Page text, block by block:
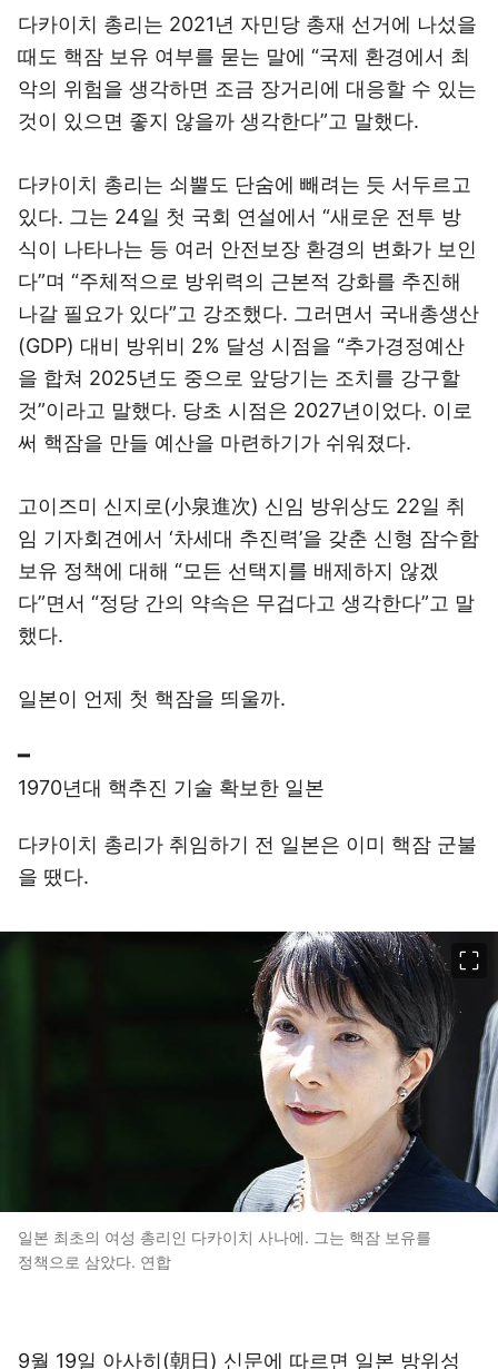
다카이치 총리는 2021년 자민당 총재 선거에 나섰을
때도 핵잠 보유 여부를 묻는 말에 “국제 환경에서 최
악의 위험을 생각하면 조금 장거리에 대응할 수 있는
것이 있으면 좋지 않을까 생각한다”고 말했다.
다카이치 총리는 쇠뿔도 단숨에 빼려는 듯 서두르고
있다. 그는 24일 첫 국회 연설에서 “새로운 전투 방
식이 나타나는 등 여러 안전보장 환경의 변화가 보인
다”며 “주체적으로 방위력의 근본적 강화를 추진해
나갈 필요가 있다”고 강조했다. 그러면서 국내총생산
(GDP) 대비 방위비 2% 달성 시점을 “추가경정예산
을 합쳐 2025년도 중으로 앞당기는 조치를 강구할
것”이라고 말했다. 당초 시점은 2027년이었다. 이로
써 핵잠을 만들 예산을 마련하기가 쉬워졌다.
고이즈미 신지로(小泉進次) 신임 방위상도 22일 취
임 기자회견에서 ‘차세대 추진력’을 갖춘 신형 잠수함
보유 정책에 대해 “모든 선택지를 배제하지 않겠
다”면서 “정당 간의 약속은 무겁다고 생각한다”고 말
했다.
일본이 언제 첫 핵잠을 띄울까.
━
1970년대 핵추진 기술 확보한 일본
다카이치 총리가 취임하기 전 일본은 이미 핵잠 군불
을 땠다.
일본 최초의 여성 총리인 다카이치 사나에. 그는 핵잠 보유를
정책으로 삼았다. 연합
9월 19일 아사히(朝日) 신문에 따르면 일본 방위성